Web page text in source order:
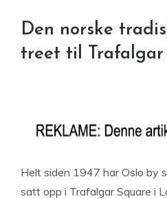
Den norske
treet til Trafalgar
Helt siden 1947 har Oslo by
satt opp i Trafalgar Square i